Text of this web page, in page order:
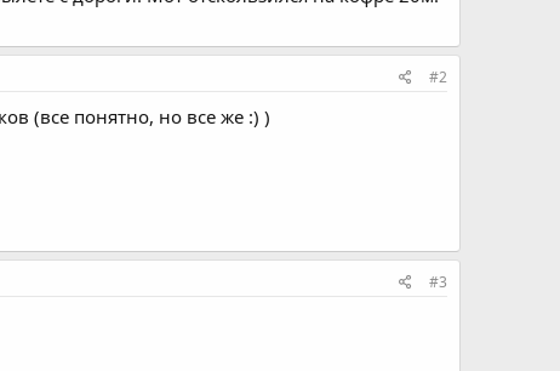
#2
(все понятно, но все же :) )
#3